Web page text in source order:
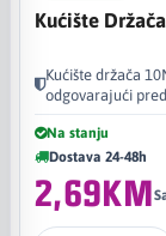
Kućište
Kućište držača
odgovarajući
Na stanju
Dostava 24-48h
2,69KM